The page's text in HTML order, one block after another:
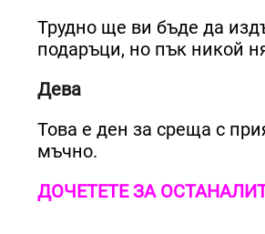
Трудно ще ви бъде да
подаръци, но пък никой
Дева
Това е ден за среща с
мъчно.
ДОЧЕТЕТЕ ЗА